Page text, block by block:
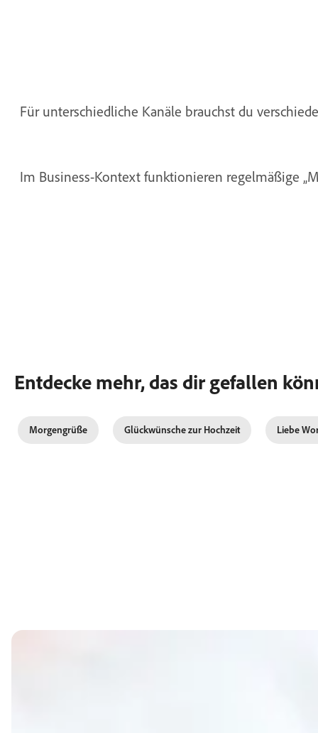
Für unterschiedliche Kanäle brauchst du
Im Business-Kontext funktionieren regelmäßige
Entdecke mehr, das dir gefallen
Morgengrüße Glückwünsche zur Hochzeit Liebe